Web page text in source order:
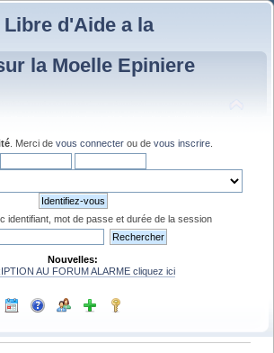
d'Aide a la
la Moelle Epiniere
. Merci de vous connecter ou de vous inscrire
identifiant, mot de passe et durée de la session
Nouvelles:
AU FORUM ALARME cliquez ici